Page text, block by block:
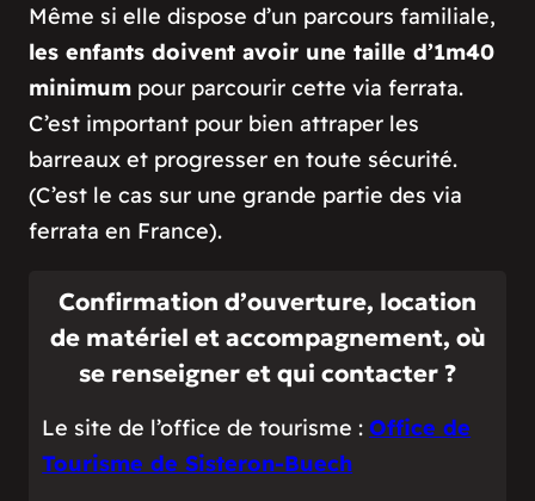
Même si elle dispose d’un parcours familiale,
les enfants doivent avoir une taille d’1m40
minimum pour parcourir cette via ferrata.
C’est important pour bien attraper les
barreaux et progresser en toute sécurité.
(C’est le cas sur une grande partie des via
ferrata en France).
Confirmation d’ouverture, location
de matériel et accompagnement, où
se renseigner et qui contacter ?
Le site de l’office de tourisme :Office de
Tourisme de Sisteron-Buech